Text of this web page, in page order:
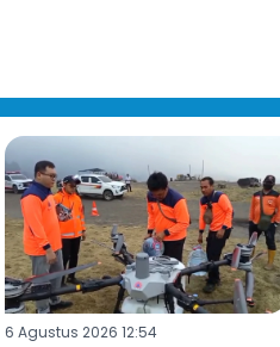
6 Agustus 2026 12:54